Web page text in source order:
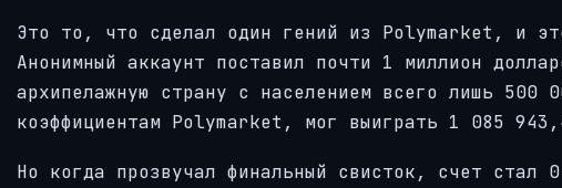
Это то, что сделал один гений из Polymarket, и
Анонимный аккаунт поставил почти 1 миллион
архипелажную страну с населением всего лишь 500
коэффициентам Polymarket, мог выиграть 1 085
Но когда прозвучал финальный свисток, счет стал